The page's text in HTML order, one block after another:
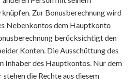
Zur Bonusberechnung wird
Nebenkontos dem Hauptkonto
berücksichtigt den
Konten. Die Ausschüttung des
Inhaber des Hauptkontos. Nur dem
die Rechte aus diesem